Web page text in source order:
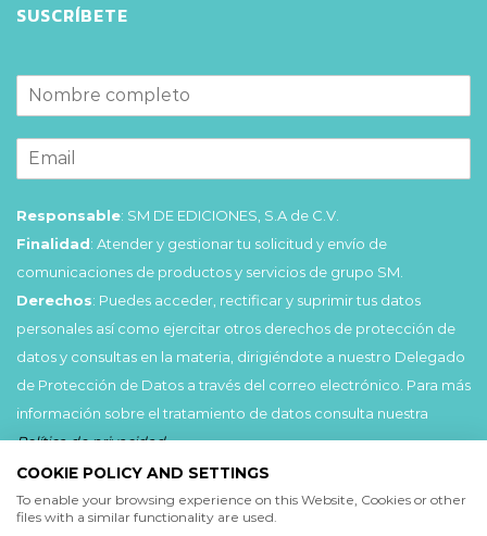
SUSCRÍBETE
Responsable: SM DE EDICIONES, S.A de C.V.
Finalidad: Atender y gestionar tu solicitud y envío de
comunicaciones de productos y servicios de grupo SM.
Derechos: Puedes acceder, rectificar y suprimir tus datos
personales así como ejercitar otros derechos de protección de
datos y consultas en la materia, dirigiéndote a nuestro Delegado
de Protección de Datos a través del correo electrónico. Para más
información sobre el tratamiento de datos consulta nuestra
Política de privacidad.
He leído y acepto lasCondiciones de uso
COOKIE POLICY AND SETTINGS
To enable your browsing experience on this Website, Cookies or other
files with a similar functionality are used.